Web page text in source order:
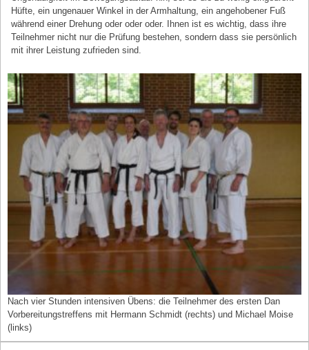
Hüfte, ein ungenauer Winkel in der Armhaltung, ein angehobener Fuß
während einer Drehung oder oder oder. Ihnen ist es wichtig, dass ihre
Teilnehmer nicht nur die Prüfung bestehen, sondern dass sie persönlich
mit ihrer Leistung zufrieden sind.
Nach vier Stunden intensiven Übens: die Teilnehmer des ersten Dan
Vorbereitungstreffens mit Hermann Schmidt (rechts) und Michael Moise
(links)